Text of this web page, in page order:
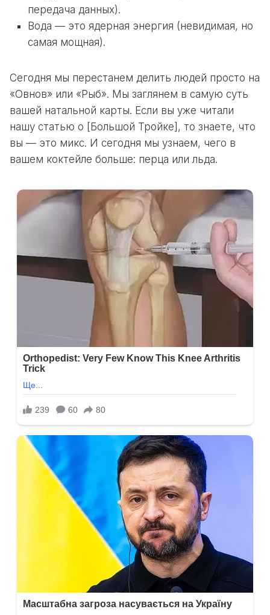
передача данных).
Вода — это ядерная энергия (невидимая, но
самая мощная).
Сегодня мы перестанем делить людей просто на
«Овнов» или «Рыб». Мы заглянем в самую суть
вашей натальной карты. Если вы уже читали
нашу статью о [Большой Тройке], то знаете, что
вы — это микс. И сегодня мы узнаем, чего в
вашем коктейле больше: перца или льда.